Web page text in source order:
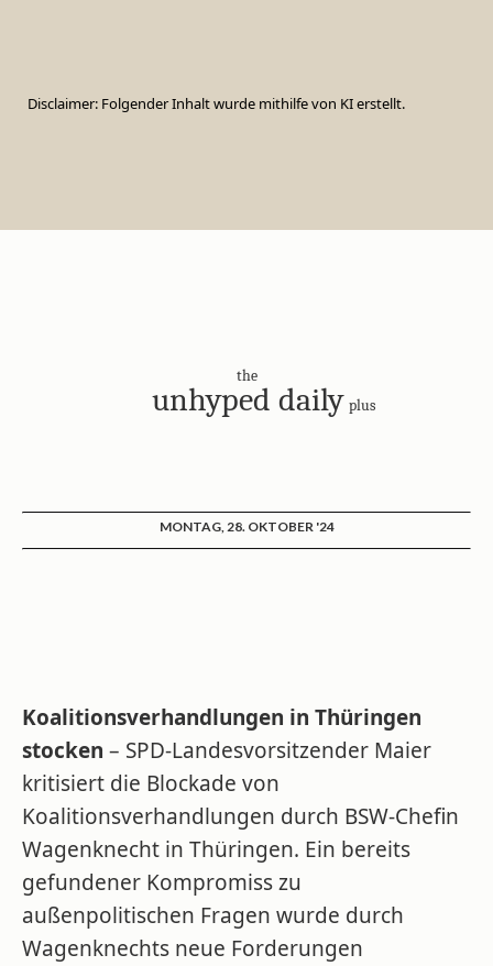
Disclaimer: Folgender Inhalt wurde mithilfe von KI erstellt.
the
unhyped daily plus
MONTAG, 28. OKTOBER '24
Koalitionsverhandlungen in Thüringen
stocken – SPD-Landesvorsitzender Maier
kritisiert die Blockade von
Koalitionsverhandlungen durch BSW-Chefin
Wagenknecht in Thüringen. Ein bereits
gefundener Kompromiss zu
außenpolitischen Fragen wurde durch
Wagenknechts neue Forderungen